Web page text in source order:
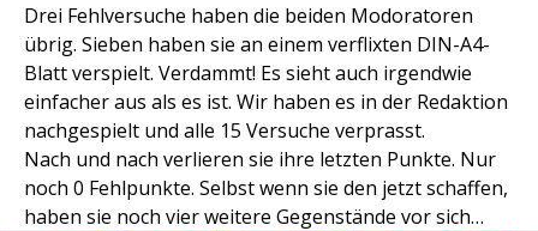
Drei Fehlversuche haben die beiden Modoratoren
übrig. Sieben haben sie an einem verflixten DIN-A4-
Blatt verspielt. Verdammt! Es sieht auch irgendwie
einfacher aus als es ist. Wir haben es in der Redaktion
nachgespielt und alle 15 Versuche verprasst.
Nach und nach verlieren sie ihre letzten Punkte. Nur
noch 0 Fehlpunkte. Selbst wenn sie den jetzt schaffen,
haben sie noch vier weitere Gegenstände vor sich…